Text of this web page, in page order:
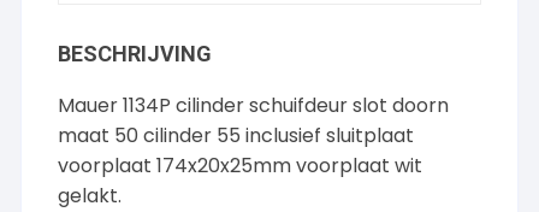
BESCHRIJVING
Mauer 1134P cilinder schuifdeur slot doorn
maat 50 cilinder 55 inclusief sluitplaat
voorplaat 174x20x25mm voorplaat wit
gelakt.